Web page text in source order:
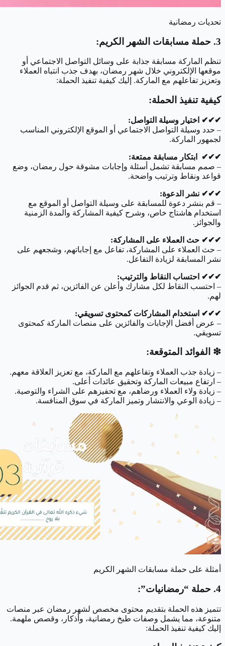
تحديات رمضانية
3. حملة مسابقات الشهر الكريم:
تنظم الماركة مسابقة جذابة على وسائل التواصل الاجتماعي أو
موقعها الإلكتروني خلال شهر رمضان، بهدف جذب انتباه العملاء
وتعزيز تفاعلهم مع الماركة. إليك كيفية تنفيذ الحملة:
كيفية تنفيذ الحملة:
✔︎✔︎✔︎ اختيار وسيلة التواصل:
– حدد وسيلة التواصل الاجتماعي أو الموقع الإلكتروني المناسب
لجمهور الماركة.
✔︎✔︎✔︎ ابتكار مسابقة ممتعة:
– صمم مسابقة تشمل أسئلة وإجابات مشوقة حول رمضان، وضع
قواعد ونقاط وترتيب واضحة.
✔︎✔︎✔︎ نشر الدعوة:
– قم بنشر دعوة للمسابقة على وسيلة التواصل أو الموقع مع
استخدام هاشتاج خاص، وشرح كيفية المشاركة والمدة الزمنية
والجوائز.
✔︎✔︎✔︎ حث العملاء على المشاركة:
– حث العملاء على المشاركة، تفاعل مع إجاباتهم، وشجعهم على
نشر المسابقة لزيادة التفاعل.
✔︎✔︎✔︎ احتساب النقاط والترتيب:
– احتسب النقاط لكل مشارك وأعلن عن الفائزين، ثم قدم الجوائز
لهم.
✔︎✔︎✔︎ استخدام المشاركات كمحتوى تسويقي:
– عرض أفضل الإجابات والفائزين على منصات الماركة كمحتوى
تسويقي.
❇︎ الفوائد المتوقعة:
– زيادة جذب العملاء وتفاعلهم مع الماركة، مع تعزيز العلاقة معهم.
– ارتفاع مبيعات الماركة وتحقيق عائدات أعلى.
– زيادة ولاء العملاء ورضاهم، مع تحفيزهم على الشراء والتوصية.
– زيادة الوعي والانتشار وتميز الماركة في سوق المنافسة.
أمثلة على حملة مسابقات الشهر الكريم
4. حملة “رمضانيات”:
تتميز هذه الحملة بتقديم محتوى مخصص لشهر رمضان عبر منصات
متنوعة، مما يشمل وصفات طبخ رمضانية، وأذكار، وقصص ملهمة.
إليك كيفية تنفيذ الحملة: